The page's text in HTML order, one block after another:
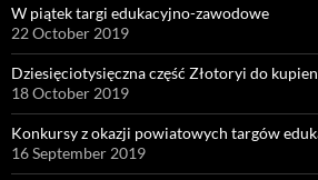
W piątek targi edukacyjno-zawodowe
22 October 2019
Dziesięciotysięczna część Złotoryi do
18 October 2019
Konkursy z okazji powiatowych targów
16 September 2019